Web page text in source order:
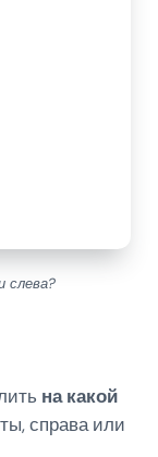
слева?
на какой
справа или